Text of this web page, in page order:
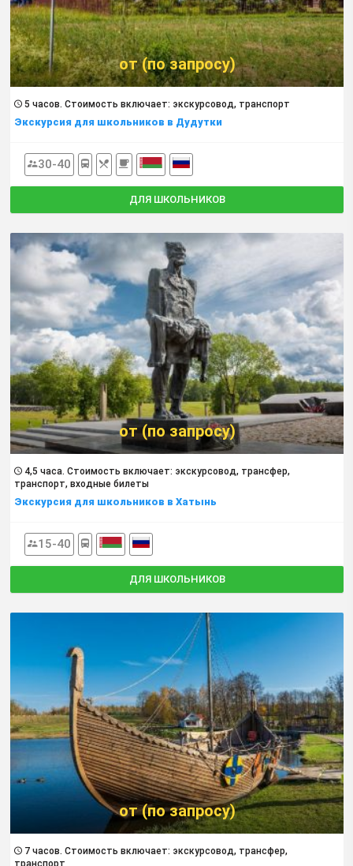
от (по запросу)
5 часов. Cтоимость включает: экскурсовод, транспорт
Экскурсия для школьников в Дудутки
30-40
ДЛЯ ШКОЛЬНИКОВ
от (по запросу)
4,5 часа. Cтоимость включает: экскурсовод, трансфер,
транспорт, входные билеты
Экскурсия для школьников в Хатынь
15-40
ДЛЯ ШКОЛЬНИКОВ
от (по запросу)
7 часов. Cтоимость включает: экскурсовод, трансфер,